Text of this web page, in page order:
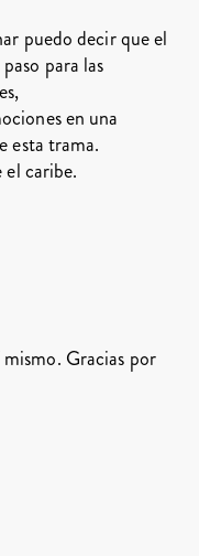
puedo decir que el
para las
en una
esta trama.
el caribe.
Gracias por